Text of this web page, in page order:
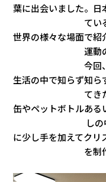
葉に出会いました。日
ている世界観
世界の様々な場面で紹
運動のシンボ
今回、その精
生活の中で知らず知ら
てきたものを
缶やペットボトルある
しの中で使わ
に少し手を加えてクリ
を制作し